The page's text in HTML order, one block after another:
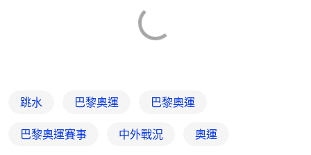
跳水 巴黎奧運 巴黎奧運
巴黎奧運賽事 中外戰況 奧運